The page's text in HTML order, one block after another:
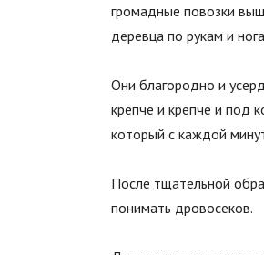
громадные повозки
деревца по рукам и
Они благородно и
крепче и крепче и под
который с каждой
После тщательной
понимать дровосеков.